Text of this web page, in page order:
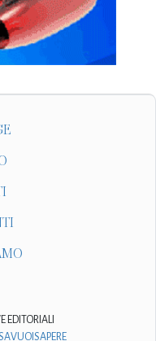
EDITORIALI